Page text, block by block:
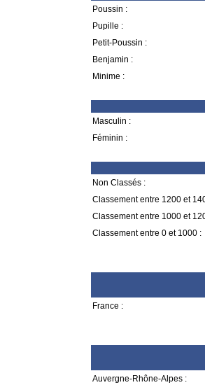
Poussin :
Pupille :
Petit-Poussin :
Benjamin :
Minime :
Masculin :
Féminin :
Non Classés :
Classement entre 1200 et
Classement entre 1000 et
Classement entre 0 et 1000 :
France :
Auvergne-Rhône-Alpes :